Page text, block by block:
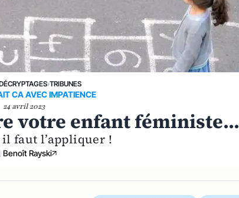
›TRIBUNES
CA AVEC IMPATIENCE
24 avril 2023
votre enfant féministe...
faut l’appliquer !
Benoît Rayski